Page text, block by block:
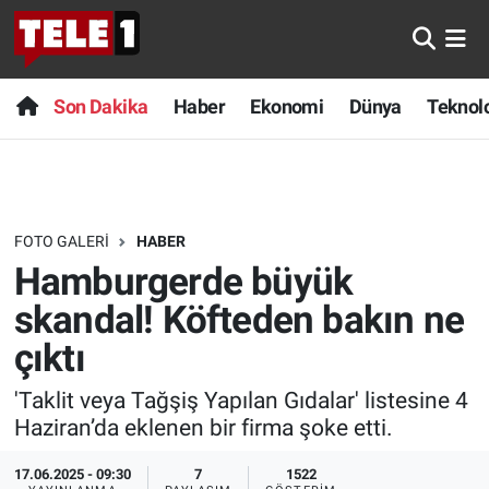
Son Dakika Haber Ekonomi Dünya
FOTO GALERI HABER
Hamburgerde büyük
skandal! Köfteden bakın ne
çıktı
'Taklit veya Tağşiş Yapılan Gıdalar' listesine 4
Haziran’da eklenen bir firma şoke etti.
17.06.2025 - 09:30 7 1522
Anında Manşet
Başka Sohbetler
Bilim turu
Bilim ve Teknoloji Evreni
Doğa Konuşuyor
Dünya
Ege Saati
Son Dakika
Haber
Dünya
Teknoloji
Sağlık
Spor
Yayın Akışı
Nöbetçi Eczaneler
Hava Durumu
Trafik Durumu
Süper Lig Puan Durumu ve Fikstür
Tüm Manşetler
Son Dakika Haberleri
Haber Arşivi